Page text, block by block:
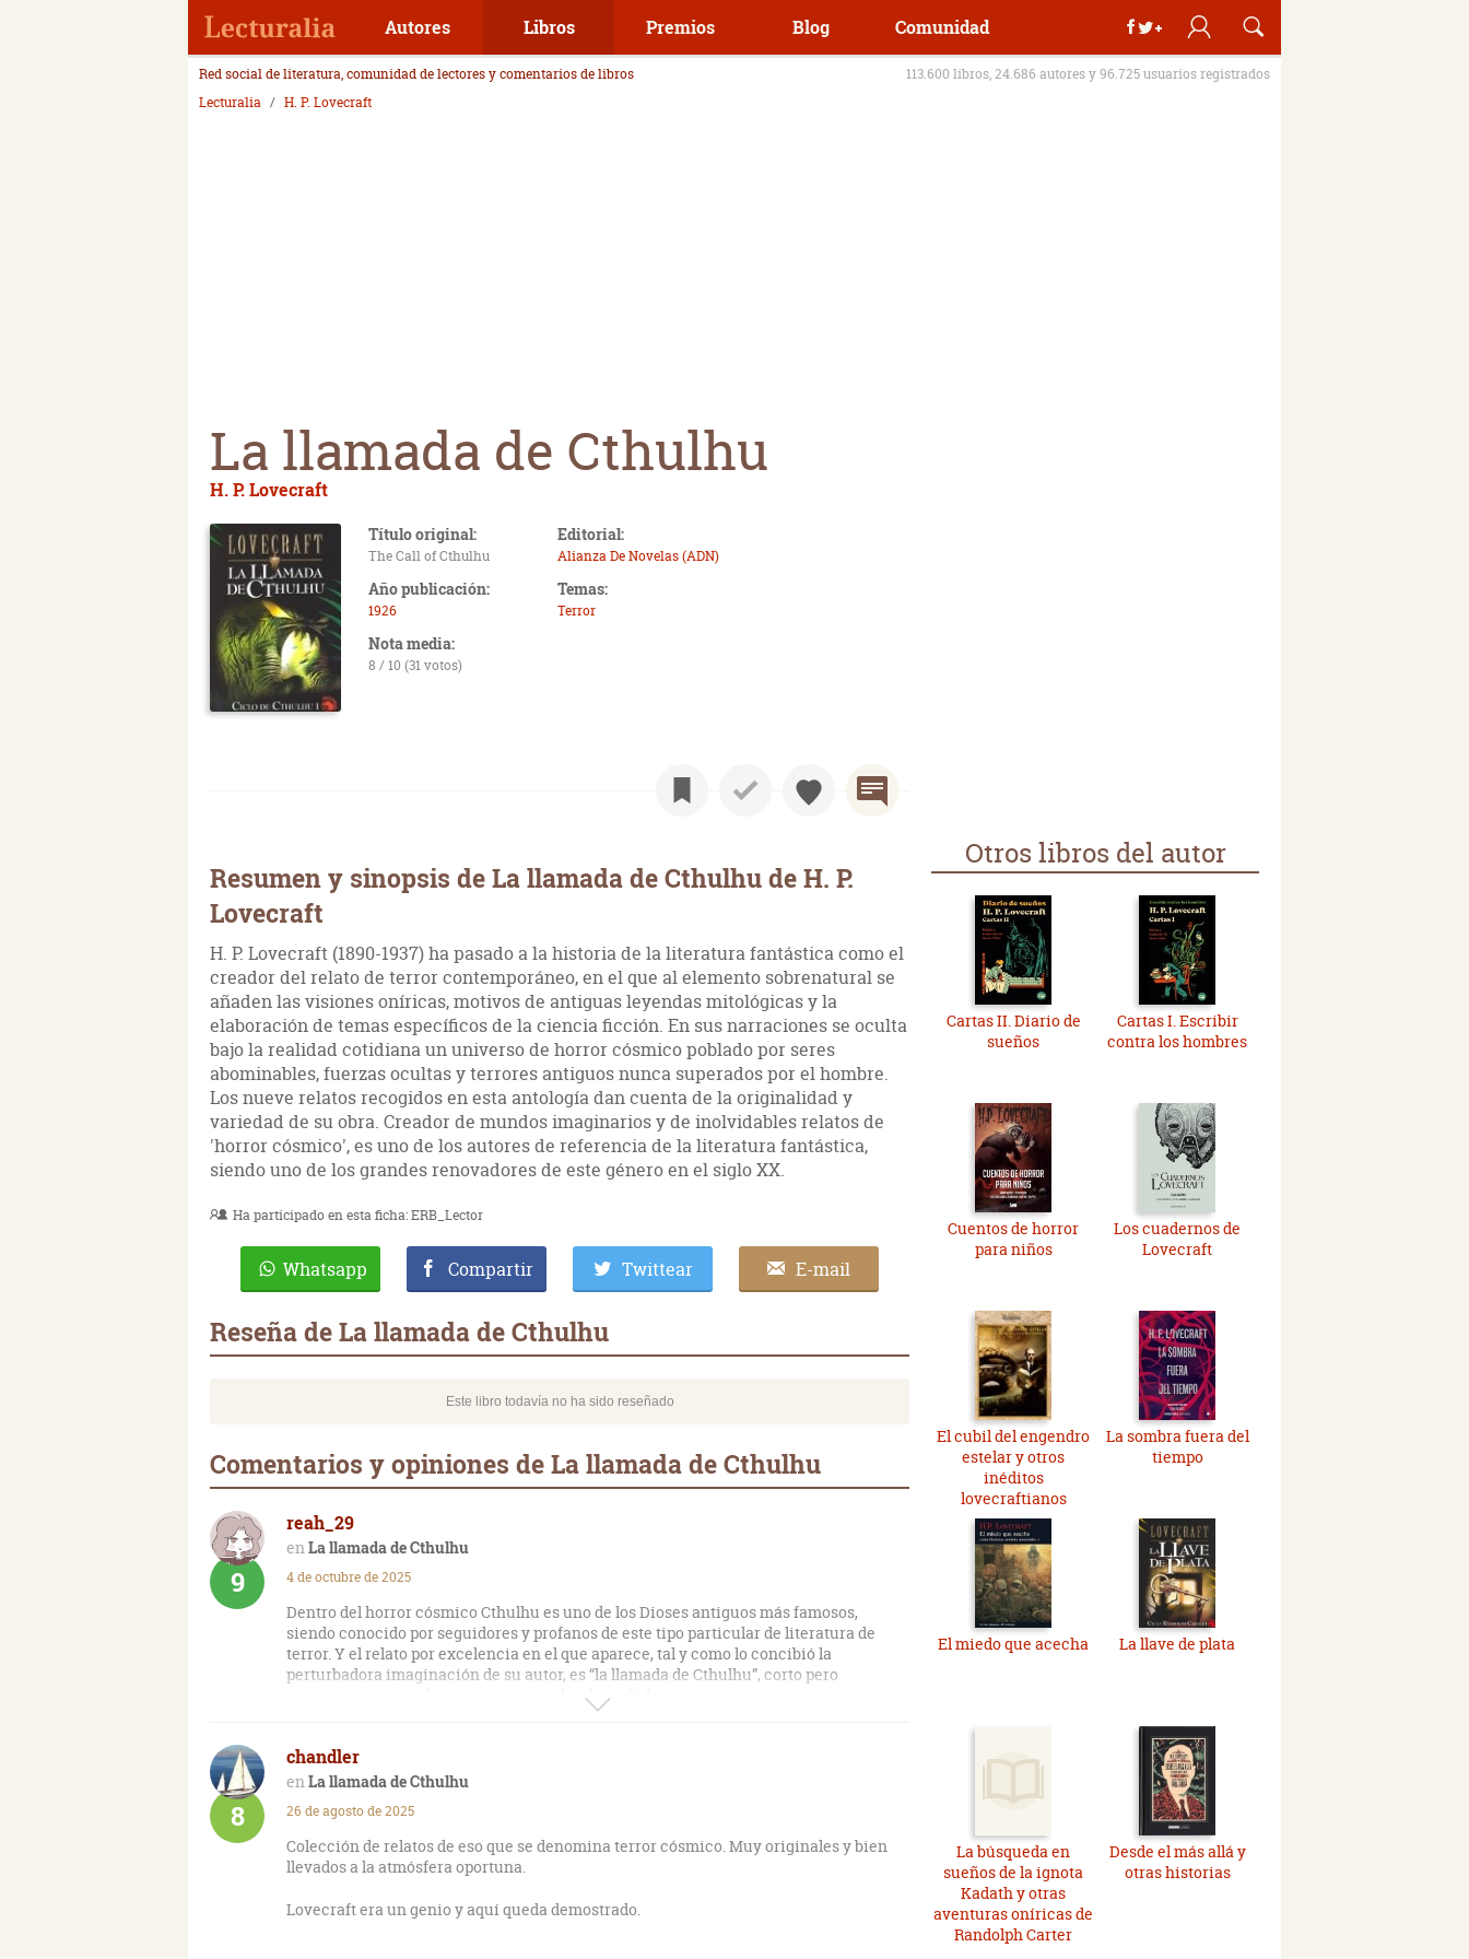
Autores Libros Premios Blog Comunidad
Red social de literatura, comunidad de lectores y comentarios de libros
113.600 libros, 24.686 autores y 96.725 usuarios registrados
Lecturalia
H. P. Lovecraft
La llamada de Cthulhu
H. P. Lovecraft
Título original:
The Call of Cthulhu
Editorial:
Alianza De Novelas (ADN)
Año publicación:
1926
Temas:
Terror
Nota media:
8 / 10 (31 votos)
Resumen y sinopsis de La llamada de Cthulhu de H. P.
Lovecraft
H. P. Lovecraft (1890-1937) ha pasado a la historia de la literatura fantástica como el
creador del relato de terror contemporáneo, en el que al elemento sobrenatural se
añaden las visiones oníricas, motivos de antiguas leyendas mitológicas y la
elaboración de temas específicos de la ciencia ficción. En sus narraciones se oculta
bajo la realidad cotidiana un universo de horror cósmico poblado por seres
abominables, fuerzas ocultas y terrores antiguos nunca superados por el hombre.
Los nueve relatos recogidos en esta antología dan cuenta de la originalidad y
variedad de su obra. Creador de mundos imaginarios y de inolvidables relatos de
'horror cósmico', es uno de los autores de referencia de la literatura fantástica,
siendo uno de los grandes renovadores de este género en el siglo XX.
Ha participado en esta ficha:ERB_Lector
Whatsapp Compartir Twittear E-mail
Reseña de La llamada de Cthulhu
Este libro todavía no ha sido reseñado
Comentarios y opiniones de La llamada de Cthulhu
reah_29
La llamada de Cthulhu
9 4 de octubre de 2025
Dentro del horror cósmico Cthulhu es uno de los Dioses antiguos más famosos,
siendo conocido por seguidores y profanos de este tipo particular de literatura de
terror. Y el relato por excelencia en el que aparece, tal y como lo concibió la
perturbadora imaginación de su autor, es “la llamada de Cthulhu”, corto pero
impactante y tan adictivo que no puedes dejar de leer.
Horror cósmico. Lovecraft es un maravilloso escritor que posee un estilo de escritura
refinado, complejo y con una ejecución sublime, efecto que consigue utilizando una
un lenguaje escogido para resaltar la musicalidad del texto y unas descripciones
aterradoras que pese a lo poco específicas que son, producen un temor helado. Y que
decir de los personajes. Su fantástica construcción te deja sin palabras ya que, pese a
saber poco o nada de los mismos, no puedes evitar sentir su genuina desesperación y
su pequeñez frente a sucesos que escapan a su control.
chandler
La llamada de Cthulhu
8 26 de agosto de 2025
Colección de relatos de eso que se denomina terror cósmico. Muy originales y bien
llevados a la atmósfera oportuna.
Lovecraft era un genio y aquí queda demostrado.
Otros libros del autor
Cartas II. Diario de
sueños
Cartas I. Escribir
contra los hombres
Cuentos de horror
para niños
Los cuadernos de
Lovecraft
El cubil del engendro
estelar y otros
inéditos
lovecraftianos
La sombra fuera del
tiempo
El miedo que acecha La llave de plata
La búsqueda en
sueños de la ignota
Kadath y otras
aventuras oníricas de
Randolph Carter
Desde el más allá y
otras historias